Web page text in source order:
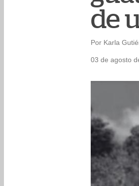
de
Por Karla
03 de agosto